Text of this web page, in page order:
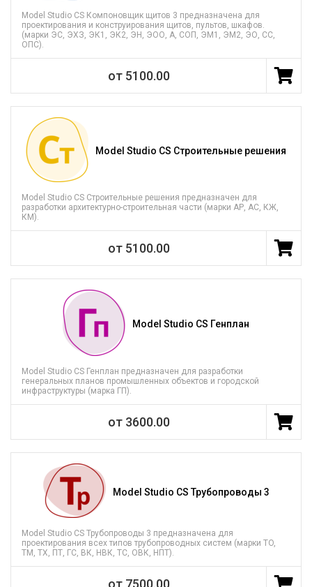
Model Studio CS Компоновщик щитов 3 предназначена для
проектирования и конструирования щитов, пультов, шкафов.
(марки ЭС, ЭХЗ, ЭК1, ЭК2, ЭН, ЭОО, А, СОП, ЭМ1, ЭМ2, ЭО, СС,
ОПС).
от 5100.00
Model Studio CS Строительные решения
Model Studio CS Строительные решения предназначен для
разработки архитектурно-строительная части (марки АР, АС, КЖ,
КМ).
от 5100.00
Model Studio CS Генплан
Model Studio CS Генплан предназначен для разработки
генеральных планов промышленных объектов и городской
инфраструктуры (марка ГП).
от 3600.00
Model Studio CS Трубопроводы 3
Model Studio CS Трубопроводы 3 предназначена для
проектирования всех типов трубопроводных систем (марки TO,
TM, TX, ПТ, ГС, ВК, НВК, ТС, ОВК, НПТ).
от 7500.00